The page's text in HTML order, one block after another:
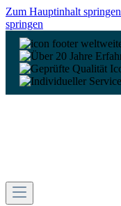
Zum Hauptinhalt springen
springen